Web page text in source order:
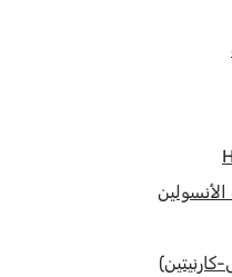
كارنيتين)